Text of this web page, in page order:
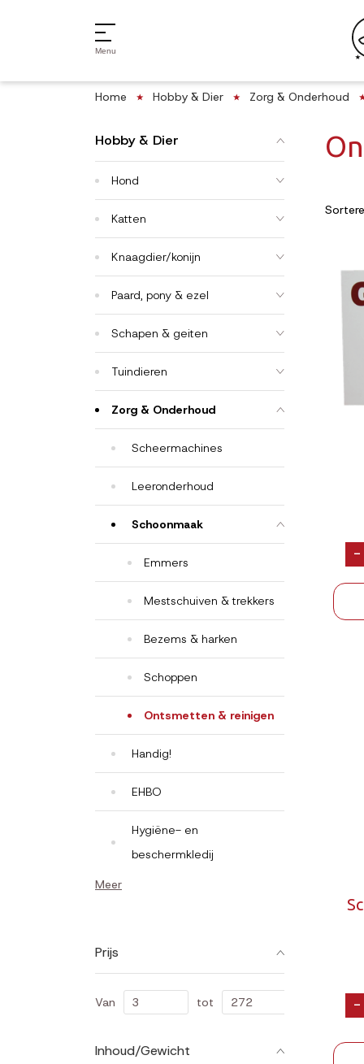
Menu
Home Hobby & Dier Zorg & Onderhoud
Hobby & Dier
Hond
Katten
Knaagdier/konijn
Paard, pony & ezel
Schapen & geiten
Tuindieren
Zorg & Onderhoud
Scheermachines
Leeronderhoud
Schoonmaak
Emmers
Mestschuiven & trekkers
Bezems & harken
Schoppen
Ontsmetten & reinigen
Handig!
EHBO
Hygiëne- en
beschermkledij
Meer
Prijs
Van tot
Inhoud/Gewicht
-
-